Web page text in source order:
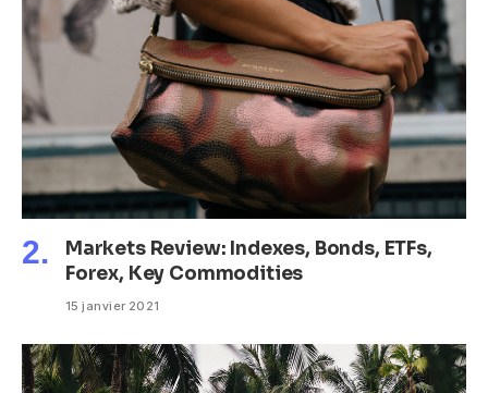
Markets Review: Indexes, Bonds, ETFs,
Forex, Key Commodities
15 janvier 2021